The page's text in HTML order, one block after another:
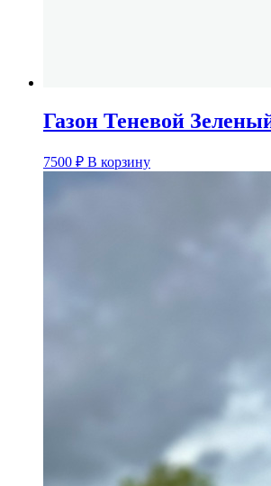
Газон Теневой
7500 ₽ В корзину